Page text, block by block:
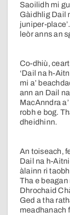
Saoilidh mi
Gàidhlig Dail
juniper-
leòr anns an
Co-dhiù,
‘Dail na h-
mi a’
ann an Dail
MacAnndra
robh e bog.
dheidhinn.
An toiseach,
Dail na h-
àlainn ri
Tha e
Dhrochaid
Ged a tha
meadhanach